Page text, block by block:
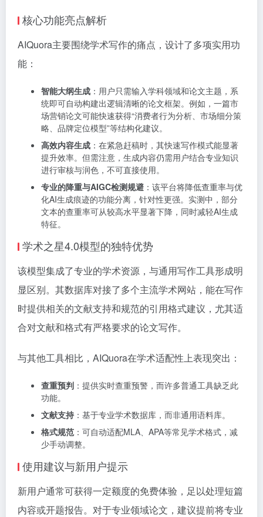
核心功能亮点解析
AIQuora主要围绕学术写作的痛点，设计了多项实用功
能：
智能大纲生成 ：用户只需输入学科领域和论文主题，系
统即可自动构建出逻辑清晰的论文框架。例如，一篇市
场营销论文可能快速获得“消费者行为分析、市场细分策
略、品牌定位模型”等结构化建议。
高效内容生成 ：在紧急赶稿时，其快速写作模式能显著
提升效率。但需注意，生成内容仍需用户结合专业知识
进行审核与润色，不可直接使用。
专业的降重与AIGC检测规避 ：该平台将降低查重率与优
化AI生成痕迹的功能分离，针对性更强。实测中，部分
文本的查重率可从较高水平显著下降，同时减轻AI生成
特征。
学术之星4.0模型的独特优势
该模型集成了专业的学术资源，与通用写作工具形成明
显区别。其数据库对接了多个主流学术网站，能在写作
时提供相关的文献支持和规范的引用格式建议，尤其适
合对文献和格式有严格要求的论文写作。
与其他工具相比，AIQuora在学术适配性上表现突出：
查重预判 ：提供实时查重预警，而许多普通工具缺乏此
功能。
文献支持 ：基于专业学术数据库，而非通用语料库。
格式规范 ：可自动适配MLA、APA等常见学术格式，减
少手动调整。
使用建议与新用户提示
新用户通常可获得一定额度的免费体验，足以处理短篇
内容或开题报告。对于专业领域论文，建议提前将专业